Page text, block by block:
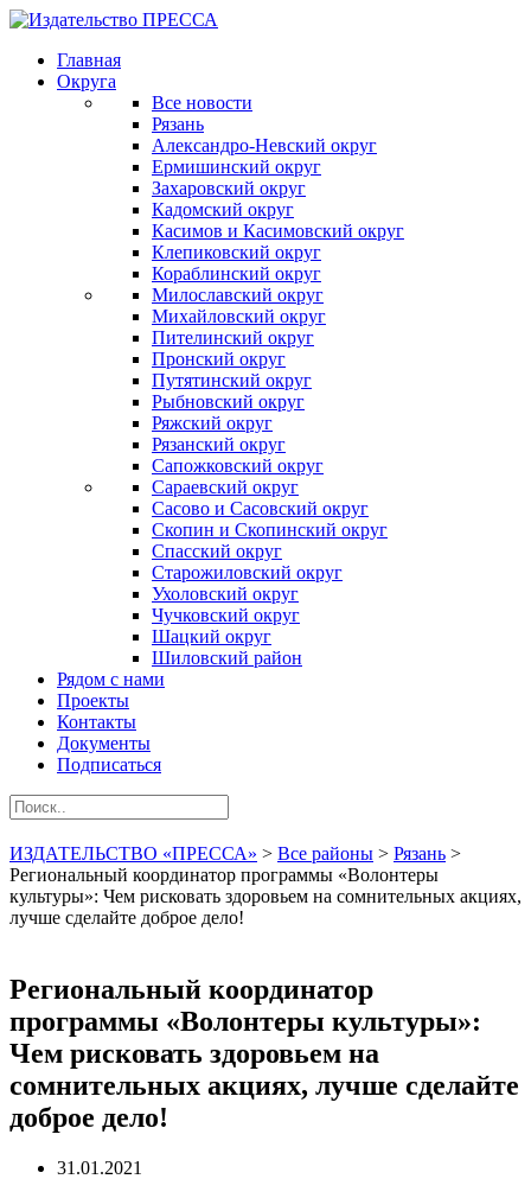
Главная
Округа
Все новости
Рязань
Александро-Невский округ
Ермишинский округ
Захаровский округ
Кадомский округ
Касимов и Касимовский округ
Клепиковский округ
Кораблинский округ
Милославский округ
Михайловский округ
Пителинский округ
Пронский округ
Путятинский округ
Рыбновский округ
Ряжский округ
Рязанский округ
Сапожковский округ
Сараевский округ
Сасово и Сасовский округ
Скопин и Скопинский округ
Спасский округ
Старожиловский округ
Ухоловский округ
Чучковский округ
Шацкий округ
Шиловский район
Рядом с нами
Проекты
Контакты
Документы
Подписаться
ИЗДАТЕЛЬСТВО «ПРЕССА» > Все районы > Рязань >
Региональный координатор программы «Волонтеры
культуры»: Чем рисковать здоровьем на сомнительных акциях,
лучше сделайте доброе дело!
Региональный координатор
программы «Волонтеры культуры»:
Чем рисковать здоровьем на
сомнительных акциях, лучше сделайте
доброе дело!
31.01.2021